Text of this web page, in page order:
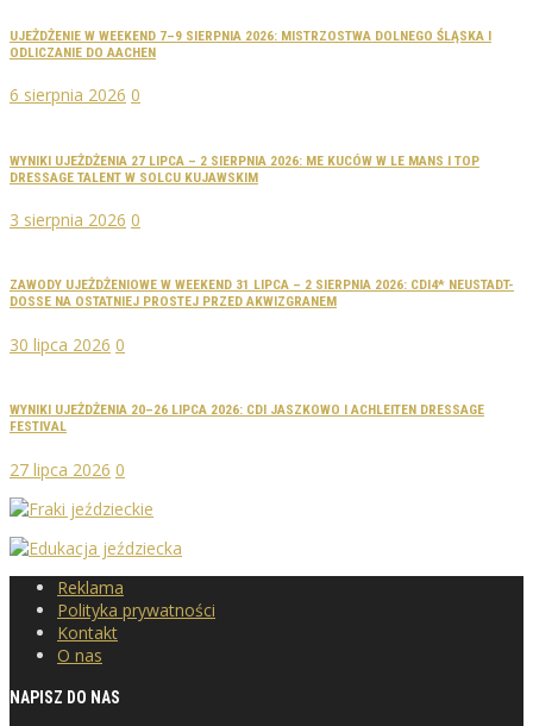
UJEŻDŻENIE W WEEKEND 7–9 SIERPNIA 2026: MISTRZOSTWA DOLNEGO ŚLĄSKA I
ODLICZANIE DO AACHEN
6 sierpnia 2026 0
WYNIKI UJEŻDŻENIA 27 LIPCA – 2 SIERPNIA 2026: ME KUCÓW W LE MANS I TOP
DRESSAGE TALENT W SOLCU KUJAWSKIM
3 sierpnia 2026 0
ZAWODY UJEŻDŻENIOWE W WEEKEND 31 LIPCA – 2 SIERPNIA 2026: CDI4* NEUSTADT-
DOSSE NA OSTATNIEJ PROSTEJ PRZED AKWIZGRANEM
30 lipca 2026 0
WYNIKI UJEŻDŻENIA 20–26 LIPCA 2026: CDI JASZKOWO I ACHLEITEN DRESSAGE
FESTIVAL
27 lipca 2026 0
Reklama
Polityka prywatności
Kontakt
O nas
NAPISZ DO NAS